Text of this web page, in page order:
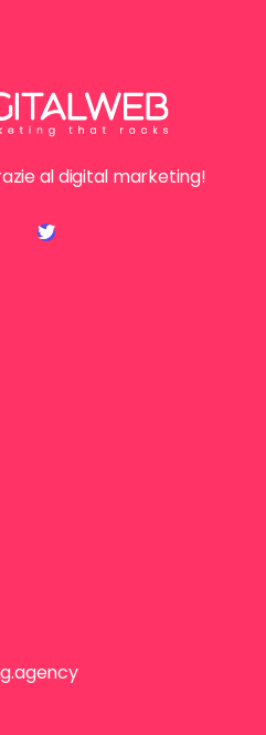
al digital marketing!